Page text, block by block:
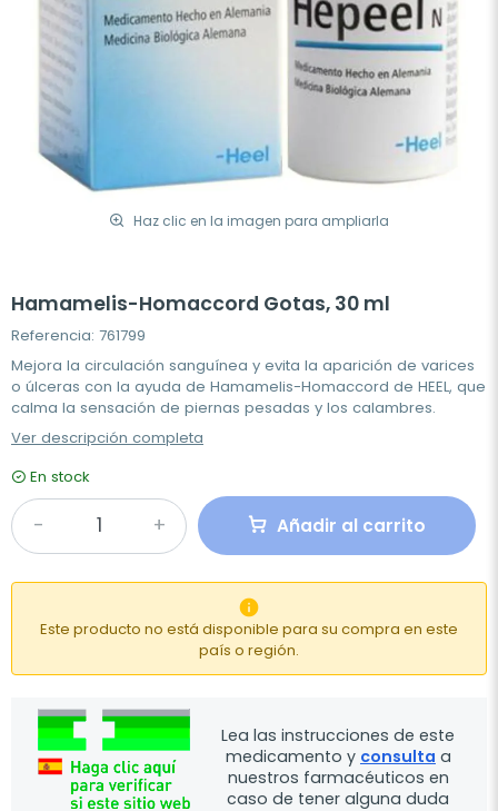
Haz clic en la imagen para ampliarla
Hamamelis-Homaccord Gotas, 30 ml
Referencia: 761799
Mejora la circulación sanguínea y evita la aparición de varices
o úlceras con la ayuda de Hamamelis-Homaccord de HEEL, que
calma la sensación de piernas pesadas y los calambres.
Ver descripción completa
En stock
Añadir al carrito

Este producto no está disponible para su compra en este
país o región.
Lea las instrucciones de este
medicamento y consulta a
nuestros farmacéuticos en
caso de tener alguna duda